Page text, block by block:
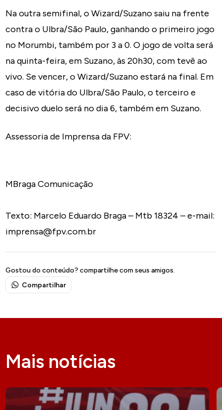
Na outra semifinal, o Wizard/Suzano saiu na frente
contra o Ulbra/São Paulo, ganhando o primeiro jogo
no Morumbi, também por 3 a 0. O jogo de volta será
na quinta-feira, em Suzano, às 20h30, com tevê ao
vivo. Se vencer, o Wizard/Suzano estará na final. Em
caso de vitória do Ulbra/São Paulo, o terceiro e
decisivo duelo será no dia 6, também em Suzano.
Assessoria de Imprensa da FPV:
MBraga Comunicação
Texto: Marcelo Eduardo Braga – Mtb 18324 – e-mail:
imprensa@fpv.com.br
Gostou do conteúdo? compartilhe com seus amigos.
Compartilhar
Mais notícias